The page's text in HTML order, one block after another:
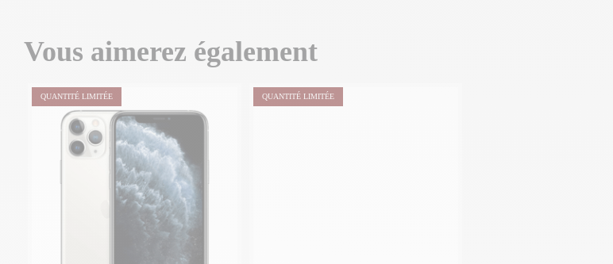
Vous aimerez également
QUANTITÉ LIMITÉE QUANTITÉ LIMITÉE